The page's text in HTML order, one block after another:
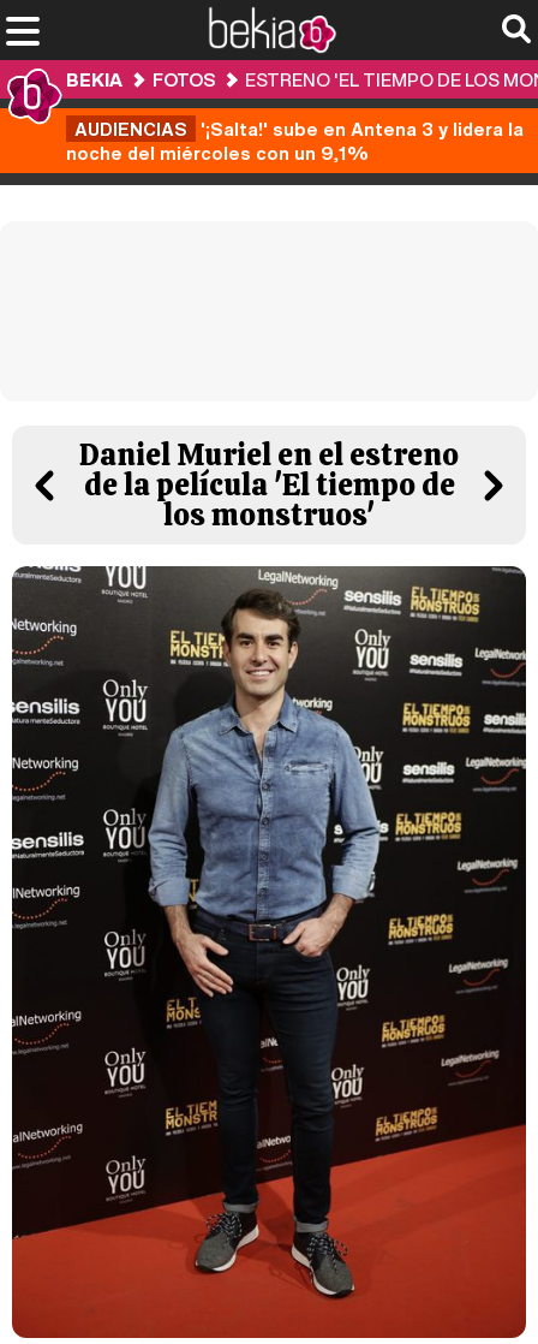
BEKIA FOTOS
ESTRENO 'EL TIEMPO DE LOS
AUDIENCIAS '¡Salta!' sube en Antena 3 y lidera la
noche del miércoles con un 9,1%
Daniel Muriel en el estreno
de la película 'El tiempo de
los monstruos'